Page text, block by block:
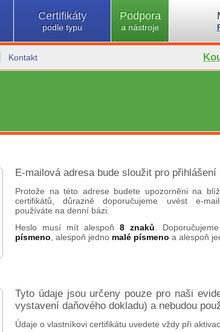
Certifikáty
podle typu
Podpora
a nástroje
Kontakt
E-mailová adresa bude sloužit pro
Protože na této adrese budete upozorněni na
certifikátů, důrazně doporučujeme uvést e-
používáte na denní bázi.
Heslo musí mít alespoň 8 znaků .
písmeno , alespoň jedno malé písmeno a alespoň
Tyto údaje jsou určeny pouze pro naši
vystavení daňového dokladu) a nebudou
Údaje o vlastníkovi certifikátu uvedete vždy při